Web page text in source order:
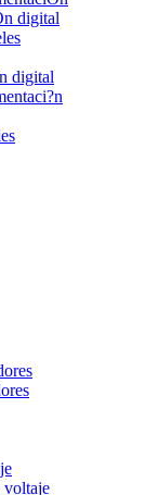
digital
digital
voltaje